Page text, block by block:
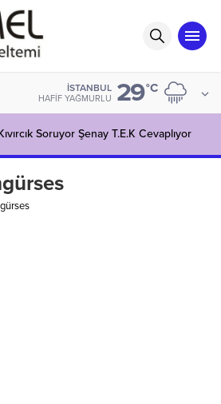
İSTANBUL
HAFIF YAĞMURLU 29°C
Soruyor Şenay T.E.K Cevaplıyor